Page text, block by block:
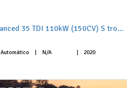
Audi Q3 Advanced 35 TDI 110kW (150CV) S tronic
Automático N/A 2020